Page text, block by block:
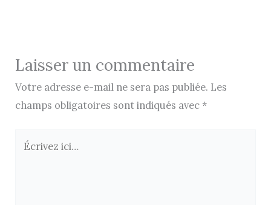
Laisser un commentaire
Votre adresse e-mail ne sera pas publiée. Les
champs obligatoires sont indiqués avec *
Écrivez